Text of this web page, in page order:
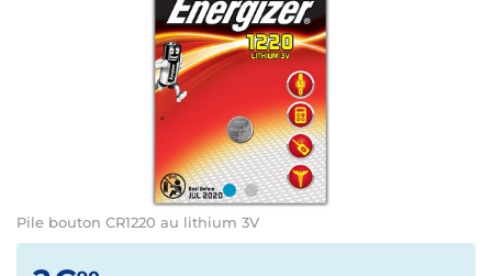
Pile bouton CR1220 au lithium 3V